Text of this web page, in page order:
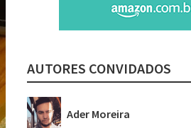
AUTORES CONVIDADOS
Ader Moreira